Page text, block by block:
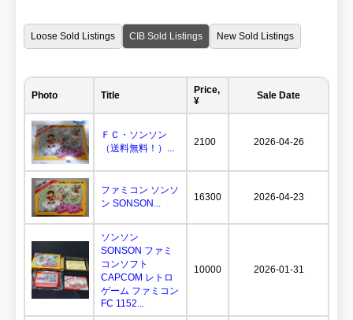
Loose Sold Listings CIB Sold Listings New Sold Listings
Photo Title
Price,
¥
Sale Date
ＦＣ・ソンソン
（送料無料！）...
2100 2026-04-26
ファミコン ソンソ
ン SONSON...
16300 2026-04-23
ソンソン
SONSON ファミ
コンソフト
CAPCOM レトロ
ゲーム ファミコン
FC 1152...
10000 2026-01-31